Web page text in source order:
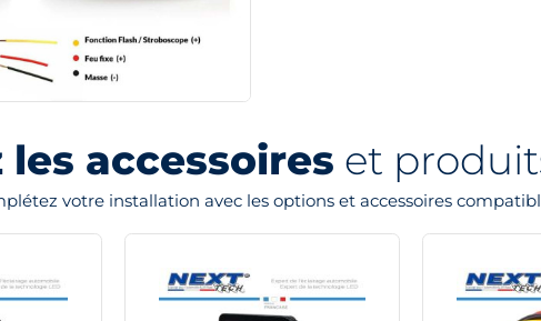
accessoires et
votre installation avec les options et accessoires